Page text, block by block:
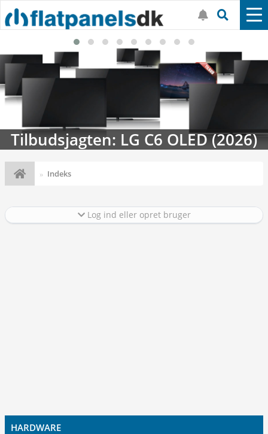
Tilbudsjagten: LG C6 OLED (2026)
Indeks
Log ind eller opret bruger
HARDWARE